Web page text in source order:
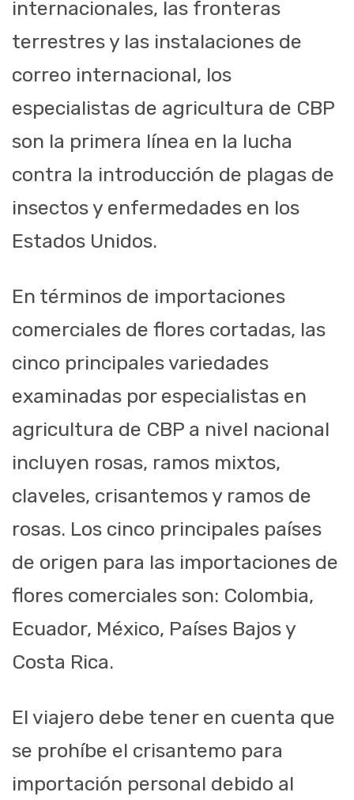
internacionales, las fronteras
terrestres y las instalaciones de
correo internacional, los
especialistas de agricultura de CBP
son la primera línea en la lucha
contra la introducción de plagas de
insectos y enfermedades en los
Estados Unidos.
En términos de importaciones
comerciales de flores cortadas, las
cinco principales variedades
examinadas por especialistas en
agricultura de CBP a nivel nacional
incluyen rosas, ramos mixtos,
claveles, crisantemos y ramos de
rosas. Los cinco principales países
de origen para las importaciones de
flores comerciales son: Colombia,
Ecuador, México, Países Bajos y
Costa Rica.
El viajero debe tener en cuenta que
se prohíbe el crisantemo para
importación personal debido al